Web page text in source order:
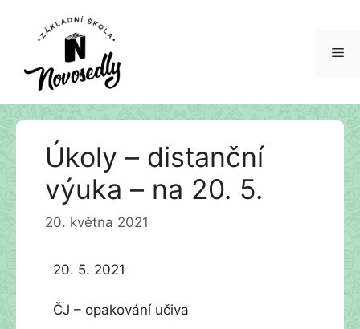
Přeskočit
Úkoly – distanční
výuka – na 20. 5.
20. května 2021
20. 5. 2021
ČJ – opakování učiva